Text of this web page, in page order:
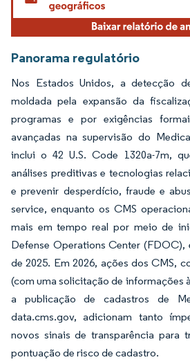
Panorama regulatório
Nos Estados Unidos, a detecção
moldada pela expansão da
programas e por exigências
avançadas na supervisão do
inclui o 42 U.S. Code 1320a-7m,
análises preditivas e tecnologias
e prevenir desperdício, fraude e
service, enquanto os CMS
mais em tempo real por meio de
Defense Operations Center (FDOC),
de 2025. Em 2026, ações dos CMS,
(com uma solicitação de informações
a publicação de cadastros de
data.cms.gov, adicionam tanto
novos sinais de transparência para
pontuação de risco de cadastro.